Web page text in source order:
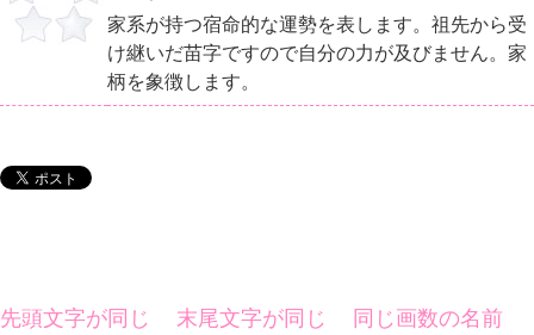
家系が持つ宿命的な運勢を表します。祖先から受
け継いだ苗字ですので自分の力が及びません。家
柄を象徴します。
先頭文字が同じ
末尾文字が同じ
同じ画数の名前